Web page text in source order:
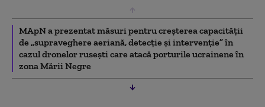
MApN a prezentat măsuri pentru creșterea capacității
de „supraveghere aeriană, detecție și intervenție” în
cazul dronelor rusești care atacă porturile ucrainene în
zona Mării Negre